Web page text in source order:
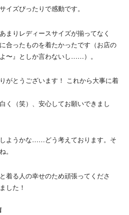
イズぴったりで感動です。
まりレディースサイズが揃ってなく
合ったものを着たかったです（お店の
〜』としか言わないし……）。
がとうございます！ これから大事に着
く（笑）、安心してお願いできまし
ようかな……どう考えております。そ
。
着る人の幸せのため頑張ってくださ
した！